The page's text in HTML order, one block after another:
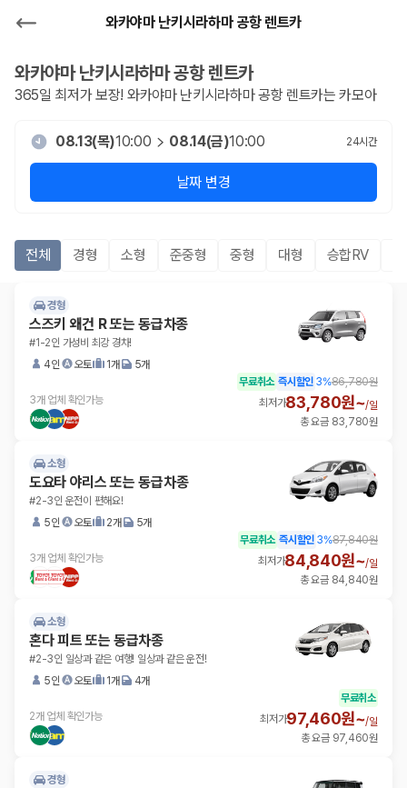
와카야마 난키시라하마 공항 렌트카
와카야마 난키시라하마 공항렌트카
365일 최저가 보장! 와카야마 난키시라하마 공항 렌트카는 카모아
08.13(목)10:00 08.14(금)10:00 24시간
날짜 변경
전체 경형 소형 준중형 중형 대형 승합RV
경형
스즈키 왜건 R 또는 동급차종
#1-2인 가성비 최강 경차!
4인
오토 1개 5개
3개 업체 확인가능
무료취소 즉시할인 3%86,780원
최저가83,780원~/일
총 요금 83,780원
소형
도요타 야리스 또는 동급차종
#2-3인 운전이 편해요!
5인
오토 2개 5개
3개 업체 확인가능
무료취소 즉시할인 3%87,840원
최저가84,840원~/일
총 요금 84,840원
소형
혼다 피트 또는 동급차종
#2-3인 일상과 같은 여행! 일상과 같은 운전!
5인
오토 1개 4개
2개 업체 확인가능
무료취소
최저가97,460원~/일
총 요금 97,460원
경형